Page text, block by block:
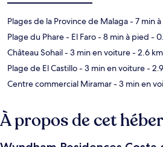
Plages de la Province de Malaga- 7 min
Plage du Phare - El Faro- 8 min à pied -
Château Sohail- 3 min en voiture- 2.6 km
Plage de El Castillo- 3 min en voiture-
Centre commercial Miramar- 3 min en
À propos de cet